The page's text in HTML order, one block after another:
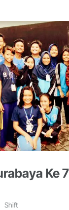
Ke
Shift